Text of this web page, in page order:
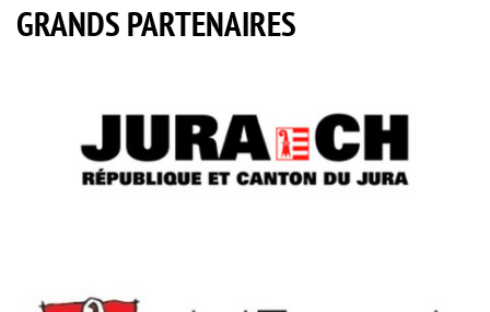
GRANDS PARTENAIRES